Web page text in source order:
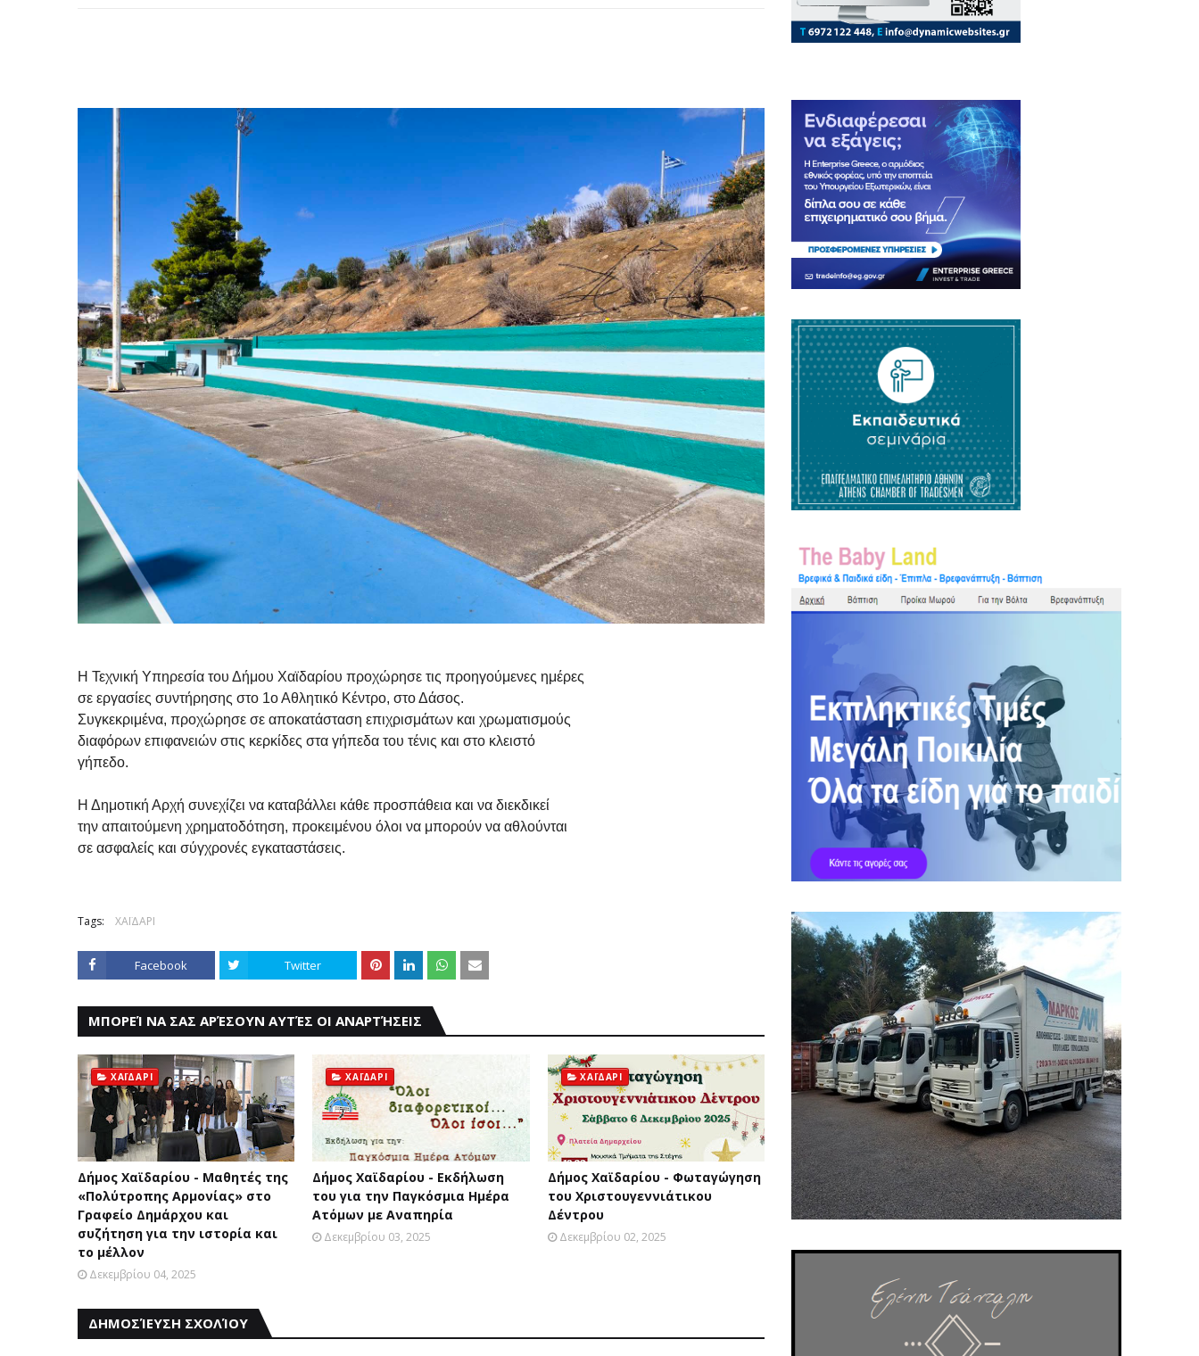
Η Τεχνική Υπηρεσία του Δήμου Χαϊδαρίου προχώρησε τις προηγούμενες ημέρες
σε εργασίες συντήρησης στο 1ο Αθλητικό Κέντρο, στο Δάσος.
Συγκεκριμένα, προχώρησε σε αποκατάσταση επιχρισμάτων και χρωματισμούς
διαφόρων επιφανειών στις κερκίδες στα γήπεδα του τένις και στο κλειστό
γήπεδο.
Η Δημοτική Αρχή συνεχίζει να καταβάλλει κάθε προσπάθεια και να διεκδικεί
την απαιτούμενη χρηματοδότηση, προκειμένου όλοι να μπορούν να αθλούνται
σε ασφαλείς και σύγχρονές εγκαταστάσεις.
Tags: ΧΑΪΔΑΡΙ
Facebook Twitter
ΜΠΟΡΕΊ ΝΑ ΣΑΣ ΑΡΈΣΟΥΝ ΑΥΤΈΣ ΟΙ ΑΝΑΡΤΉΣΕΙΣ
ΧΑΪΔΑΡΙ
Δήμος Χαϊδαρίου - Μαθητές της
«Πολύτροπης Αρμονίας» στο
Γραφείο Δημάρχου και
συζήτηση για την ιστορία και
το μέλλον
Δεκεμβρίου 04, 2025
ΧΑΪΔΑΡΙ
Δήμος Χαϊδαρίου - Εκδήλωση
του για την Παγκόσμια Ημέρα
Ατόμων με Αναπηρία
Δεκεμβρίου 03, 2025
ΧΑΪΔΑΡΙ
Δήμος Χαϊδαρίου - Φωταγώγηση
του Χριστουγεννιάτικου
Δέντρου
Δεκεμβρίου 02, 2025
ΔΗΜΟΣΊΕΥΣΗ ΣΧΟΛΊΟΥ